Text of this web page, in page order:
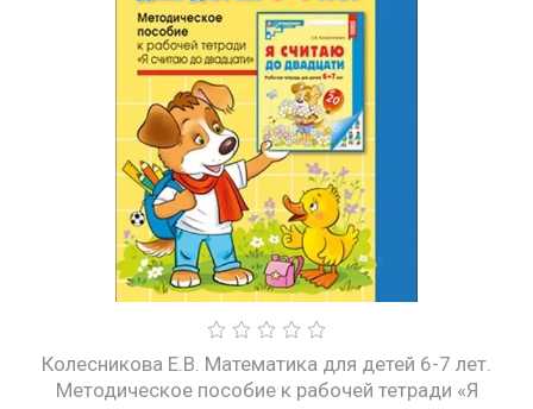
Колесникова Е.В. Математика для детей 6-7 лет.
Методическое пособие к рабочей тетради «Я